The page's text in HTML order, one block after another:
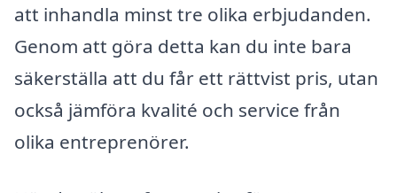
att inhandla minst tre olika erbjudanden.
Genom att göra detta kan du inte bara
säkerställa att du får ett rättvist pris, utan
också jämföra kvalité och service från
olika entreprenörer.